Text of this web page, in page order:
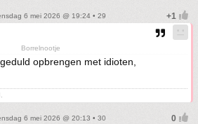
6 mei 2026 @ 19:24 • 29
Borrelnootje
opbrengen met idioten,
6 mei 2026 @ 20:13 • 30